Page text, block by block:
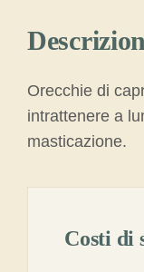
Orecchie di
intrattenere a
masticazione.
Costi di